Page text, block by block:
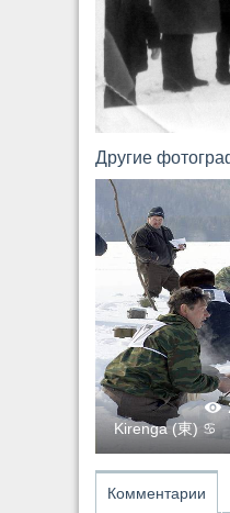
Другие
Kirenga (東) ♋
Комментарии